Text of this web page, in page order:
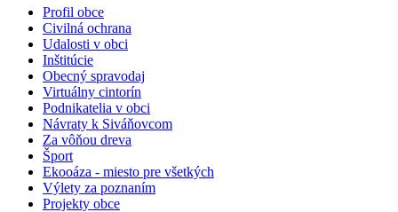
Profil obce
Civilná ochrana
Udalosti v obci
Inštitúcie
Obecný spravodaj
Virtuálny cintorín
Podnikatelia v obci
Návraty k Siváňovcom
Za vôňou dreva
Šport
Ekooáza - miesto pre všetkých
Výlety za poznaním
Projekty obce